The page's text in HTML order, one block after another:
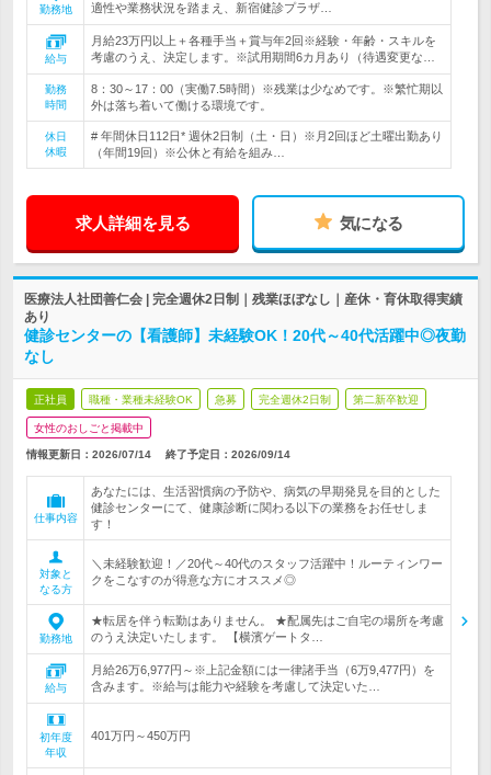
勤務地
適性や業務状況を踏まえ、新宿健診プラザ…
給与
月給23万円以上＋各種手当＋賞与年2回※経験・年齢・スキルを
考慮のうえ、決定します。※試用期間6カ月あり（待遇変更な…
勤務
時間
8：30～17：00（実働7.5時間）※残業は少なめです。※繁忙期以
外は落ち着いて働ける環境です。
休日
休暇
# 年間休日112日* 週休2日制（土・日）※月2回ほど土曜出勤あり
（年間19回）※公休と有給を組み…
求人詳細を見る 気になる
医療法人社団善仁会 | 完全週休2日制｜残業ほぼなし｜産休・育休取得実績
あり
健診センターの【看護師】未経験OK！20代～40代活躍中◎夜勤
なし
正社員 職種・業種未経験OK 急募 完全週休2日制 第二新卒歓迎
女性のおしごと掲載中
情報更新日：2026/07/14 終了予定日： 2026/09/14
仕事内容
あなたには、生活習慣病の予防や、病気の早期発見を目的とした
健診センターにて、健康診断に関わる以下の業務をお任せしま
す！
対象と
なる方
＼未経験歓迎！／20代～40代のスタッフ活躍中！ルーティンワー
クをこなすのが得意な方にオススメ◎
勤務地
★転居を伴う転勤はありません。 ★配属先はご自宅の場所を考慮
のうえ決定いたします。 【横濱ゲートタ…
給与
月給26万6,977円～※上記金額には一律諸手当（6万9,477円）を
含みます。※給与は能力や経験を考慮して決定いた…
初年度
年収
401万円～450万円